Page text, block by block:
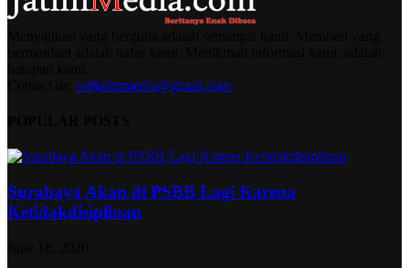
redjatimmedia@gmail.com
Surabaya Akan di PSBB Lagi Karena
Ketidakdisiplinan